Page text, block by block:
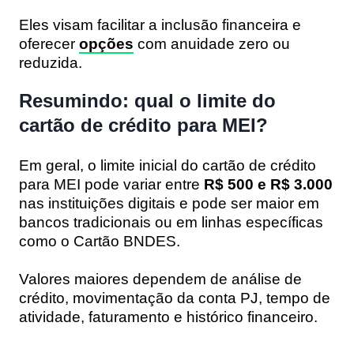
Eles visam facilitar a inclusão financeira e
oferecer opções com anuidade zero ou
reduzida.
Resumindo: qual o limite do
cartão de crédito para MEI?
Em geral, o limite inicial do cartão de crédito
para MEI pode variar entre R$ 500 e R$ 3.000
nas instituições digitais e pode ser maior em
bancos tradicionais ou em linhas específicas
como o Cartão BNDES.
Valores maiores dependem de análise de
crédito, movimentação da conta PJ, tempo de
atividade, faturamento e histórico financeiro.